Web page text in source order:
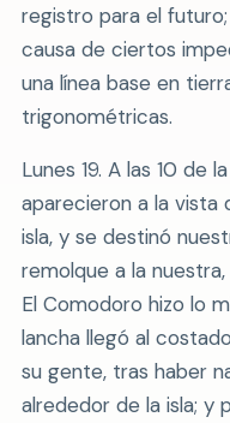
registro para el
causa de ciertos
una línea base en
trigonométricas.
Lunes 19. A las 10 de
aparecieron a la vista
isla, y se destinó
remolque a la
El Comodoro hizo lo
lancha llegó al
su gente, tras haber
alrededor de la isla; y